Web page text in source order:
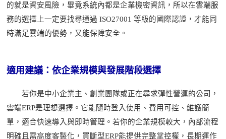
的就是資安風險，畢竟系統內都是企業機密資訊，所以在雲端服
務的選擇上一定要找尋通過 ISO27001 等級的國際認證，才能同
時滿足雲端的優勢，又能保障安全。
適用建議：依企業規模與發展階段選擇
若你是中小企業主、創業團隊或正在尋求彈性營運的公司，
雲端ERP是理想選擇。它能隨時登入使用、費用可控、維護簡
單，適合快速導入與即時管理。若你的企業規模較大，內部流程
明確且需高度客製化，買斷型ERP能提供完整掌控權，長期運作